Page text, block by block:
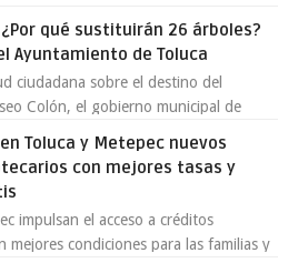
¿Por qué sustituirán 26 árboles?
Ayuntamiento de Toluca
ciudadana sobre el destino del
Colón, el gobierno municipal de
Toluca y Metepec nuevos
con mejores tasas y
impulsan el acceso a créditos
mejores condiciones para las familias y